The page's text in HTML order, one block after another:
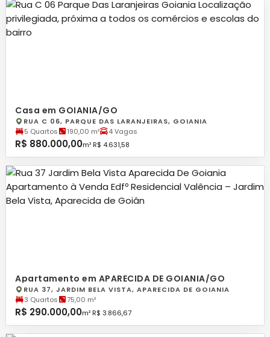
Casa em GOIANIA/GO
RUA C 06, PARQUE DAS LARANJEIRAS, GOIANIA
5 Quartos
190,00 m² 4 Vagas
R$ 880.000,00m² R$ 4.631,58
Apartamento em APARECIDA DE GOIANIA/GO
RUA 37, JARDIM BELA VISTA, APARECIDA DE GOIANIA
3 Quartos
75,00 m²
R$ 290.000,00m² R$ 3.866,67